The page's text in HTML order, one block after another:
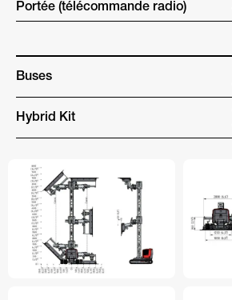
Portée (télécommande radio)
Buses
Hybrid Kit